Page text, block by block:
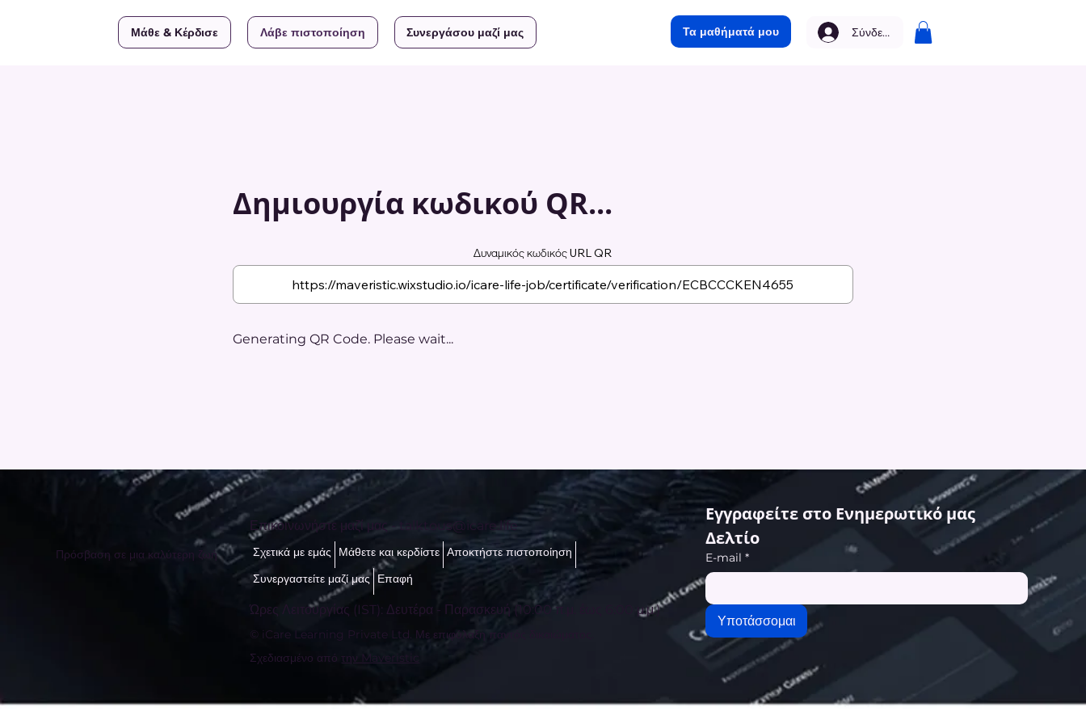
Μάθε & Κέρδισε Λάβε πιστοποίηση Συνεργάσου μαζί μας Τα μαθήματά μου Σύνδεση
Δημιουργία κωδικού QR...
Δυναμικός κωδικός URL QR
Generating QR Code. Please wait...
Πρόσβαση σε μια καλύτερη ζωή
Επικοινωνήστε μαζί μας - talktous@icare.life
Σχετικά με εμάς Μάθετε και κερδίστε Αποκτήστε πιστοποίηση
Συνεργαστείτε μαζί μας Επαφή
Ώρες Λειτουργίας (IST): Δευτέρα - Παρασκευή (10:00 π.μ. έως 6:00 μ.μ.)
© iCare Learning Private Ltd. Με επιφύλαξη παντός δικαιώματος.
Σχεδιασμένο από την Maveristic
Εγγραφείτε στο Ενημερωτικό μας
Δελτίο
E-mail *
Υποτάσσομαι